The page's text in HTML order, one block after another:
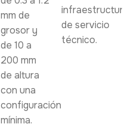
mm de
grosor y
de 10 a
200 mm
de altura
con una
configuración
mínima.
infraestructura
de servicio
técnico.